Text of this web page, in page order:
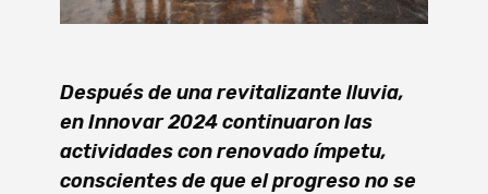
Después de una revitalizante lluvia,
en Innovar 2024 continuaron las
actividades con renovado ímpetu,
conscientes de que el progreso no se